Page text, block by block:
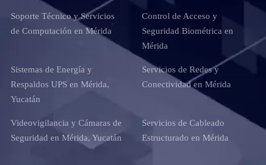
Soporte Técnico y Servicios
de Computación en Mérida
Control de Acceso y
Seguridad Biométrica en
Mérida
Sistemas de Energía y
Respaldos UPS en Mérida,
Yucatán
Servicios de Redes y
Conectividad en Mérida
Videovigilancia y Cámaras de
Seguridad en Mérida, Yucatán
Servicios de Cableado
Estructurado en Mérida